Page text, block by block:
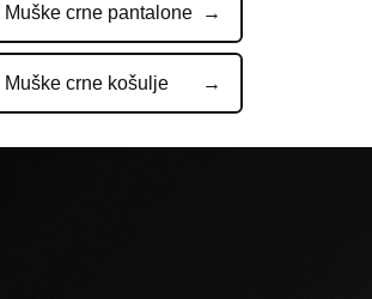
Muške crne pantalone
Muške crne košulje